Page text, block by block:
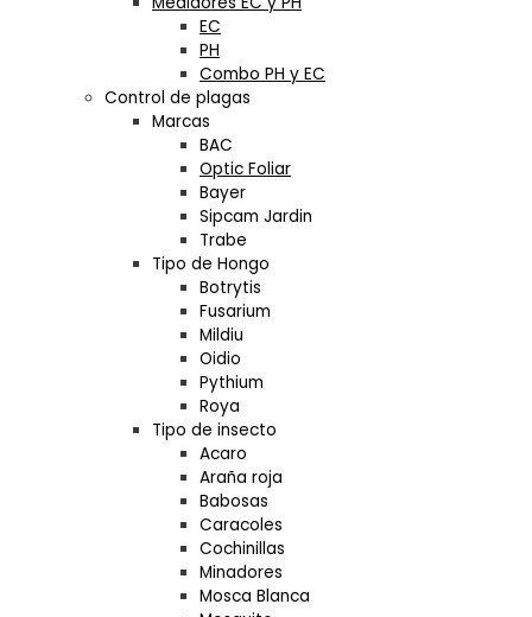
EC
PH
Combo PH y EC
Control de plagas
Marcas
BAC
Optic Foliar
Bayer
Sipcam Jardin
Trabe
Tipo de Hongo
Botrytis
Fusarium
Mildiu
Oidio
Pythium
Roya
Tipo de insecto
Acaro
Araña roja
Babosas
Caracoles
Cochinillas
Minadores
Mosca Blanca